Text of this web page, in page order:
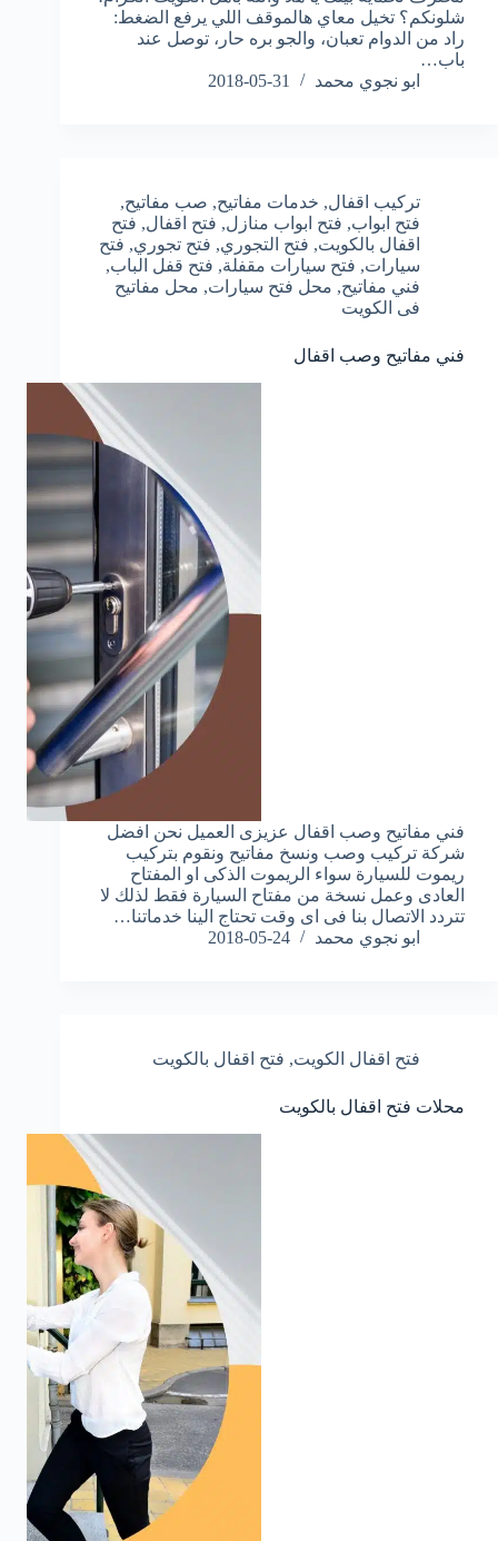
شلونكم؟ تخيل معاي هالموقف اللي يرفع الضغط:
راد من الدوام تعبان، والجو بره حار، توصل عند
باب…
ابو نجوي محمد
2018-05-31
تركيب اقفال, خدمات مفاتيح, صب مفاتيح,
فتح ابواب, فتح ابواب منازل, فتح اقفال, فتح
اقفال بالكويت, فتح التجوري, فتح تجوري, فتح
سيارات, فتح سيارات مقفلة, فتح قفل الباب,
فني مفاتيح, محل فتح سيارات, محل مفاتيح
فى الكويت
فني مفاتيح وصب اقفال
فني مفاتيح وصب اقفال عزيزى العميل نحن افضل
شركة تركيب وصب ونسخ مفاتيح ونقوم بتركيب
ريموت للسيارة سواء الريموت الذكى او المفتاح
العادى وعمل نسخة من مفتاح السيارة فقط لذلك لا
تتردد الاتصال بنا فى اى وقت تحتاج الينا خدماتنا…
ابو نجوي محمد
2018-05-24
فتح اقفال الكويت, فتح اقفال بالكويت
محلات فتح اقفال بالكويت